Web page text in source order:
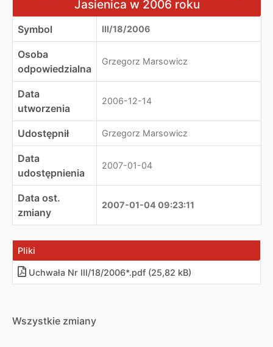
Jasienica w 2006 roku
Symbol III/18/2006
Osoba
odpowiedzialna
Grzegorz Marsowicz
Data
utworzenia
2006-12-14
Udostępnił Grzegorz Marsowicz
Data
udostępnienia
2007-01-04
Data ost.
zmiany
2007-01-04 09:23:11
Pliki
Uchwała Nr III/18/2006*.pdf (25,82 kB)
Wszystkie zmiany